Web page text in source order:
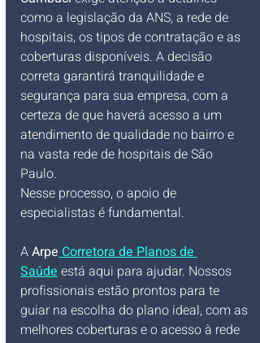
como a legislação da ANS, a rede de
hospitais, os tipos de contratação e as
coberturas disponíveis. A decisão
correta garantirá tranquilidade e
segurança para sua empresa, com a
certeza de que haverá acesso a um
atendimento de qualidade no bairro e
na vasta rede de hospitais de São
Paulo.
Nesse processo, o apoio de
especialistas é fundamental.
A Arpe Corretora de Planos de
Saúde está aqui para ajudar. Nossos
profissionais estão prontos para te
guiar na escolha do plano ideal, com as
melhores coberturas e o acesso à rede